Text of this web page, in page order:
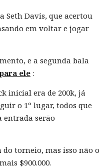
Seth Davis, que acertou
em voltar e jogar
e a segunda bala
para ele :
inicial era de 200k, já
o 1º lugar, todos que
entrada serão
torneio, mas isso não o
$900.000.